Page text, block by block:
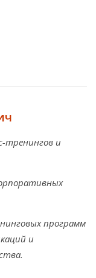
тренингов и
программ
и